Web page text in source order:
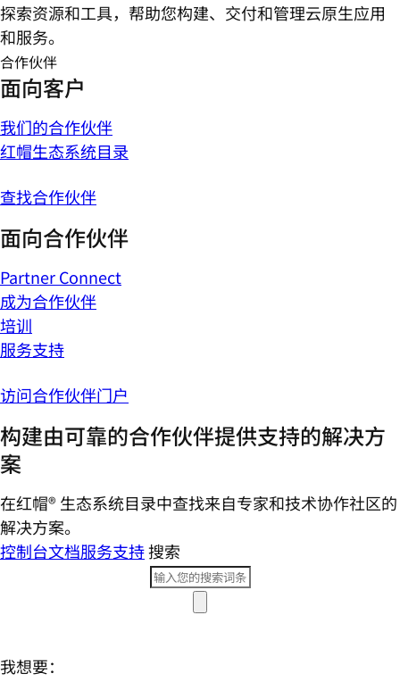
探索资源和工具，帮助您构建、交付和管理云原生应用
和服务。
合作伙伴
面向客户
我们的合作伙伴
红帽生态系统目录
查找合作伙伴
面向合作伙伴
Partner Connect
成为合作伙伴
培训
服务支持
访问合作伙伴门户
构建由可靠的合作伙伴提供支持的解决方
案
在红帽® 生态系统目录中查找来自专家和技术协作社区的
解决方案。
控制台文档服务支持搜索
我想要：